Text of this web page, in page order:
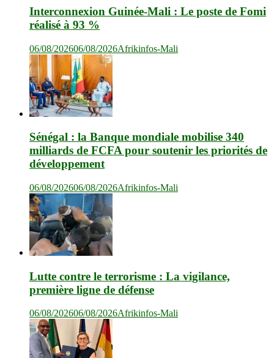
Interconnexion Guinée-Mali : Le poste de Fomi
réalisé à 93 %
06/08/202606/08/2026Afrikinfos-Mali
Sénégal : la Banque mondiale mobilise 340
milliards de FCFA pour soutenir les priorités de
développement
06/08/202606/08/2026Afrikinfos-Mali
Lutte contre le terrorisme : La vigilance,
première ligne de défense
06/08/202606/08/2026Afrikinfos-Mali